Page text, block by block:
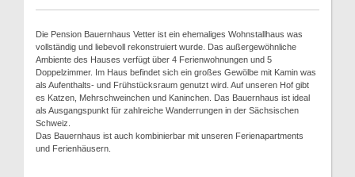
Die Pension Bauernhaus Vetter ist ein ehemaliges Wohnstallhaus was
vollständig und liebevoll rekonstruiert wurde. Das außergewöhnliche
Ambiente des Hauses verfügt über 4 Ferienwohnungen und 5
Doppelzimmer. Im Haus befindet sich ein großes Gewölbe mit Kamin was
als Aufenthalts- und Frühstücksraum genutzt wird. Auf unseren Hof gibt
es Katzen, Mehrschweinchen und Kaninchen. Das Bauernhaus ist ideal
als Ausgangspunkt für zahlreiche Wanderrungen in der Sächsischen
Schweiz.
Das Bauernhaus ist auch kombinierbar mit unseren Ferienapartments
und Ferienhäusern.